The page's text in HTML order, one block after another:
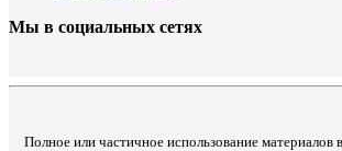
Мы в социальных сетях
Полное или частичное использование материалов